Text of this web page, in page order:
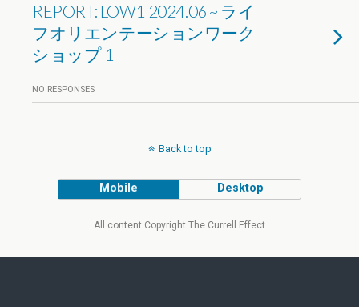
REPORT: LOW1 2024.06 ~ ライ
フオリエンテーションワーク
ショップ 1
NO RESPONSES
Back to top
Mobile Desktop
All content Copyright The Currell Effect